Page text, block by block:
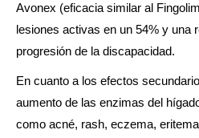
Avonex (eficacia similar al
lesiones activas en un 54% y una
progresión de la discapacidad.
En cuanto a los efectos
aumento de las enzimas del
como acné, rash, eczema,